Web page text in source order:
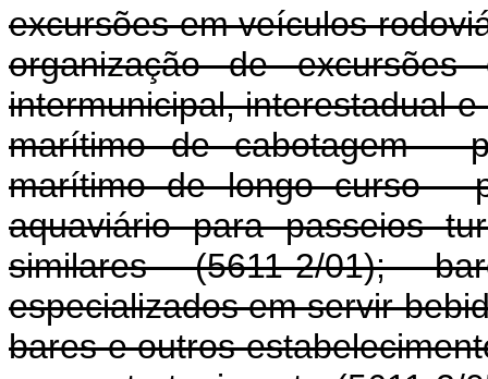
excursões em veículos
organização de
intermunicipal, interestadual
marítimo de cabotagem -
marítimo de longo curso -
aquaviário para passeios
similares (5611-2/01);
especializados em servir
bares e outros